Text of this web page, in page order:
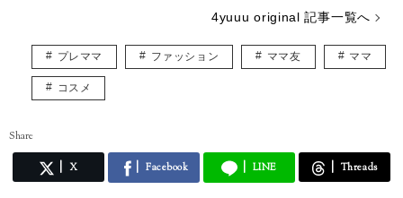
4yuuu original 記事一覧へ
プレママ ファッション ママ友 ママ
コスメ
Share
X Facebook LINE Threads